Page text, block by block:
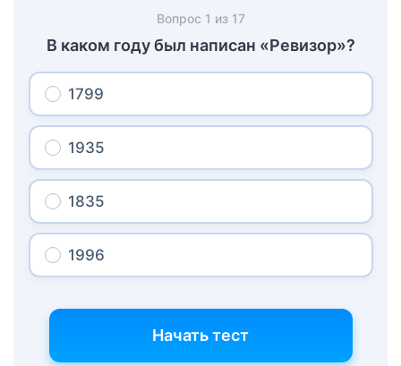
Вопрос 1 из 17
В каком году был написан «Ревизор»?
1799
1935
1835
1996
Начать тест